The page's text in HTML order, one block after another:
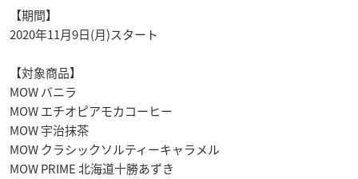
【期間】
2020年11月9日(月)スタート
【対象商品】
MOW バニラ
MOW エチオピアモカコーヒー
MOW 宇治抹茶
MOW クラシックソルティーキャラメル
MOW PRIME 北海道十勝あずき